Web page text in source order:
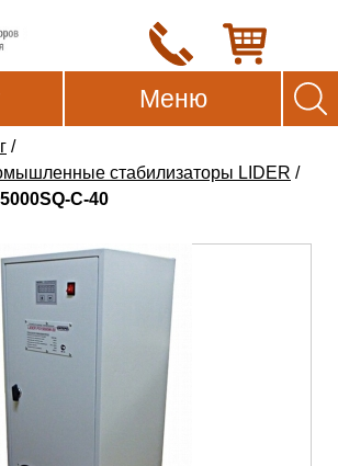
Меню
/
стабилизаторы LIDER /
C-40